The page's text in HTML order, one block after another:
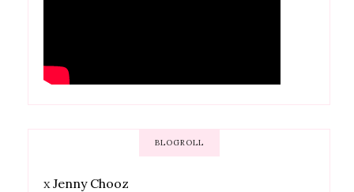
BLOGROLL
x Jenny Chooz